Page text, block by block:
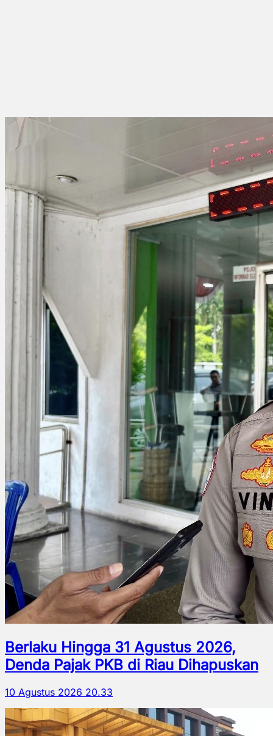
Berlaku Hingga 31 Agustus 2026,
Denda Pajak PKB di Riau Dihapuskan
10 Agustus 2026 20.33